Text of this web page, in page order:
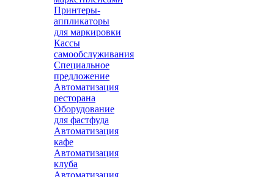
Принтеры-
аппликаторы
для маркировки
Кассы
самообслуживания
Специальное
предложение
Автоматизация
ресторана
Оборудование
для фастфуда
Автоматизация
кафе
Автоматизация
клуба
Автоматизация